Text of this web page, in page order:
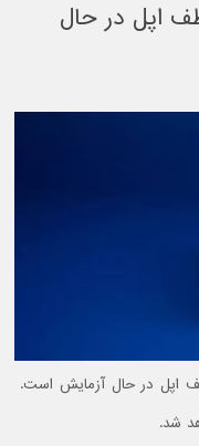
اپل در حال
اپل در حال آزمایش است.